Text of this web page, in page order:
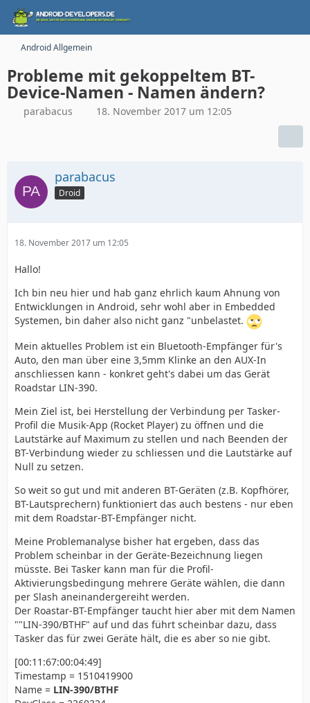
Android Allgemein
Probleme mit gekoppeltem BT-
Device-Namen - Namen ändern?
parabacus 18. November 2017 um 12:05
parabacus
Droid
18. November 2017 um 12:05
Hallo!
Ich bin neu hier und hab ganz ehrlich kaum Ahnung von
Entwicklungen in Android, sehr wohl aber in Embedded
Systemen, bin daher also nicht ganz "unbelastet.
Mein aktuelles Problem ist ein Bluetooth-Empfänger für's
Auto, den man über eine 3,5mm Klinke an den AUX-In
anschliessen kann - konkret geht's dabei um das Gerät
Roadstar LIN-390.
Mein Ziel ist, bei Herstellung der Verbindung per Tasker-
Profil die Musik-App (Rocket Player) zu öffnen und die
Lautstärke auf Maximum zu stellen und nach Beenden der
BT-Verbindung wieder zu schliessen und die Lautstärke auf
Null zu setzen.
So weit so gut und mit anderen BT-Geräten (z.B. Kopfhörer,
BT-Lautsprechern) funktioniert das auch bestens - nur eben
mit dem Roadstar-BT-Empfänger nicht.
Meine Problemanalyse bisher hat ergeben, dass das
Problem scheinbar in der Geräte-Bezeichnung liegen
müsste. Bei Tasker kann man für die Profil-
Aktivierungsbedingung mehrere Geräte wählen, die dann
per Slash aneinandergereiht werden.
Der Roastar-BT-Empfänger taucht hier aber mit dem Namen
""LIN-390/BTHF" auf und das führt scheinbar dazu, dass
Tasker das für zwei Geräte hält, die es aber so nie gibt.
[00:11:67:00:04:49]
Timestamp = 1510419900
Name = LIN-390/BTHF